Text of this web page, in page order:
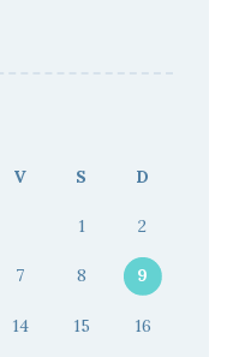
V S D
1 2
7 8 9
14 15 16